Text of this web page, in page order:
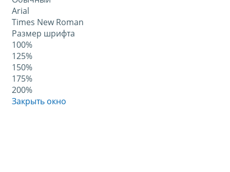
Arial
Times New Roman
Размер шрифта
100%
125%
150%
175%
200%
Закрыть окно